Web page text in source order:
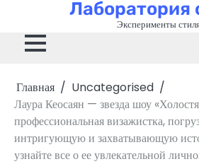
содержимому
Лаборатория
Эксперименты
Главная
Uncategorised
Лаура Кеосаян — звезда шоу
профессиональная визажистка,
интригующую и захватывающую
узнайте все о ее увлекательной